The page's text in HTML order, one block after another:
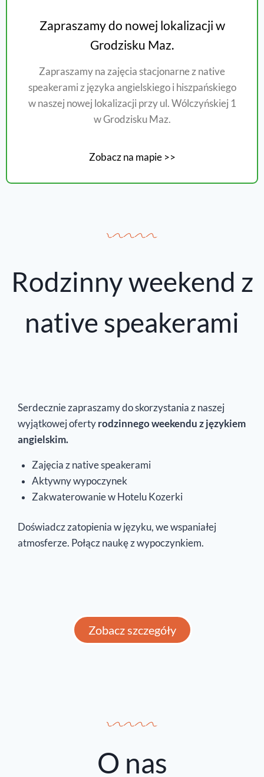
Zapraszamy do nowej lokalizacji w
Grodzisku Maz.
Zapraszamy na zajęcia stacjonarne z native
speakerami z języka angielskiego i hiszpańskiego
w naszej nowej lokalizacji przy ul. Wólczyńskiej 1
w Grodzisku Maz.
Zobacz na mapie >>
Rodzinny weekend z
native speakerami
Serdecznie zapraszamy do skorzystania z naszej
wyjątkowej ofertyrodzinnego weekendu z językiem
angielskim.
Zajęcia z native speakerami
Aktywny wypoczynek
Zakwaterowaniew Hotelu Kozerki
Doświadcz zatopienia w języku, we wspaniałej
atmosferze. Połącz naukę z wypoczynkiem.
Zobacz szczegóły
O nas